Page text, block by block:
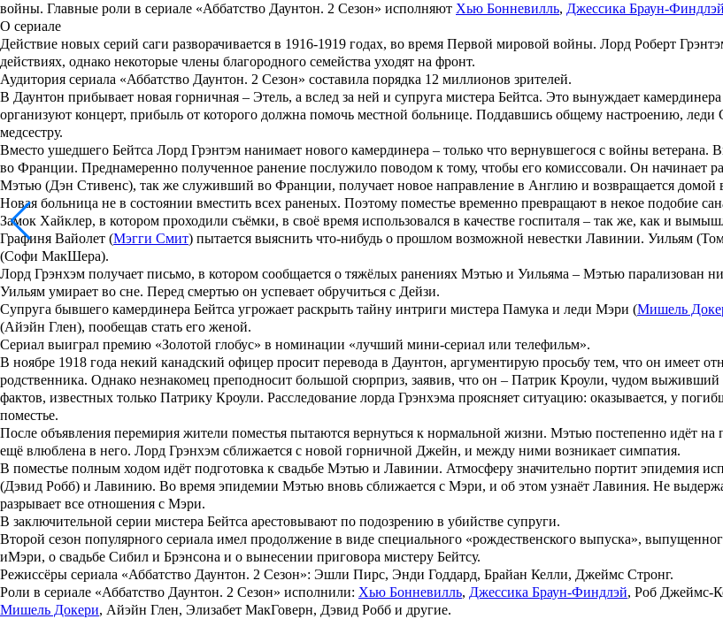
войны. Главные роли в сериале «Аббатство Даунтон. 2 Сезон» исполняют Хью Бонневилль, Джессика Браун-Финдлэй
О сериале
Действие новых серий саги разворачивается в 1916-1919 годах, во время Первой мировой войны. Лорд Роберт
действиях, однако некоторые члены благородного семейства уходят на фронт.
Аудитория сериала «Аббатство Даунтон. 2 Сезон» составила порядка 12 миллионов зрителей.
В Даунтон прибывает новая горничная – Этель, а вслед за ней и супруга мистера Бейтса. Это вынуждает
организуют концерт, прибыль от которого должна помочь местной больнице. Поддавшись общему настроению, леди
медсестру.
Вместо ушедшего Бейтса Лорд Грэнтэм нанимает нового камердинера – только что вернувшегося с войны ветерана.
во Франции. Преднамеренно полученное ранение послужило поводом к тому, чтобы его комиссовали. Он начинает
Мэтью (Дэн Стивенс), так же служивший во Франции, получает новое направление в Англию и возвращается домой
Новая больница не в состоянии вместить всех раненых. Поэтому поместье временно превращают в некое подобие
Замок Хайклер, в котором проходили съёмки, в своё время использовался в качестве госпиталя – так же, как и
Графиня Вайолет (Мэгги Смит) пытается выяснить что-нибудь о прошлом возможной невестки Лавинии. Уильям (
(Софи МакШера).
Лорд Грэнхэм получает письмо, в котором сообщается о тяжёлых ранениях Мэтью и Уильяма – Мэтью парализован
Уильям умирает во сне. Перед смертью он успевает обручиться с Дейзи.
Супруга бывшего камердинера Бейтса угрожает раскрыть тайну интриги мистера Памука и леди Мэри (Мишель
(Айэйн Глен), пообещав стать его женой.
Сериал выиграл премию «Золотой глобус» в номинации «лучший мини-сериал или телефильм».
В ноябре 1918 года некий канадский офицер просит перевода в Даунтон, аргументирую просьбу тем, что он имеет
родственника. Однако незнакомец преподносит большой сюрприз, заявив, что он – Патрик Кроули, чудом выживший
фактов, известных только Патрику Кроули. Расследование лорда Грэнхэма проясняет ситуацию: оказывается, у
поместье.
После объявления перемирия жители поместья пытаются вернуться к нормальной жизни. Мэтью постепенно идёт на
ещё влюблена в него. Лорд Грэнхэм сближается с новой горничной Джейн, и между ними возникает симпатия.
В поместье полным ходом идёт подготовка к свадьбе Мэтью и Лавинии. Атмосферу значительно портит эпидемия
(Дэвид Робб) и Лавинию. Во время эпидемии Мэтью вновь сближается с Мэри, и об этом узнаёт Лавиния. Не
разрывает все отношения с Мэри.
В заключительной серии мистера Бейтса арестовывают по подозрению в убийстве супруги.
Второй сезон популярного сериала имел продолжение в виде специального «рождественского выпуска»,
иМэри, о свадьбе Сибил и Брэнсона и о вынесении приговора мистеру Бейтсу.
Режиссёры сериала «Аббатство Даунтон. 2 Сезон»: Эшли Пирс, Энди Годдард, Брайан Келли, Джеймс Стронг.
Роли в сериале «Аббатство Даунтон. 2 Сезон» исполнили: Хью Бонневилль, Джессика Браун-Финдлэй, Роб Джеймс-
Мишель Докери, Айэйн Глен, Элизабет МакГоверн, Дэвид Робб и другие.